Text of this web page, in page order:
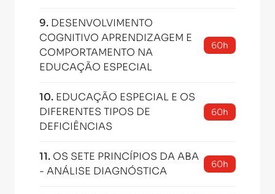
9. DESENVOLVIMENTO
COGNITIVO APRENDIZAGEM E
COMPORTAMENTO NA
EDUCAÇÃO ESPECIAL
60h
10. EDUCAÇÃO ESPECIAL E OS
DIFERENTES TIPOS DE
DEFICIÊNCIAS
60h
11. OS SETE PRINCÍPIOS DA ABA
- ANÁLISE DIAGNÓSTICA
60h